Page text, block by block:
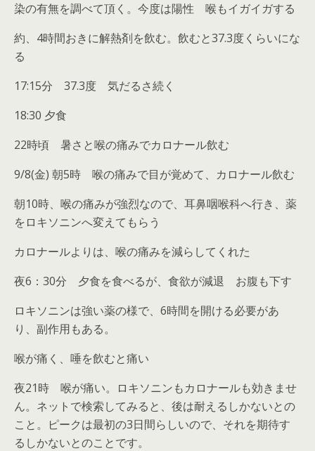
染の有無を調べて頂く。今度は陽性 喉もイガイガする
約、4時間おきに解熱剤を飲む。飲むと37.3度くらいにな
る
17:15分 37.3度 気だるさ続く
18:30 夕食
22時頃 暑さと喉の痛みでカロナール飲む
9/8(金) 朝5時 喉の痛みで目が覚めて、カロナール飲む
朝10時、喉の痛みが強烈なので、耳鼻咽喉科へ行き、薬
をロキソニンへ変えてもらう
カロナールよりは、喉の痛みを減らしてくれた
夜6：30分 夕食を食べるが、食欲が減退 お腹も下す
ロキソニンは強い薬の様で、6時間を開ける必要があ
り、副作用もある。
喉が痛く、唾を飲むと痛い
夜21時 喉が痛い。ロキソニンもカロナールも効きませ
ん。ネットで検索してみると、後は耐えるしかないとの
こと。ピークは最初の3日間らしいので、それを期待す
るしかないとのことです。